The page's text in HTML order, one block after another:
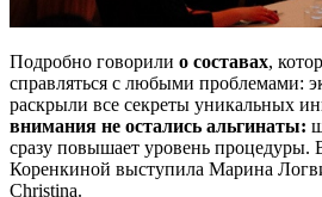
Подробно говорили о составах,
справляться с любыми проблемами:
раскрыли все секреты уникальных
внимания не остались альгинаты:
сразу повышает уровень процедуры.
Коренкиной выступила Марина
Christina.